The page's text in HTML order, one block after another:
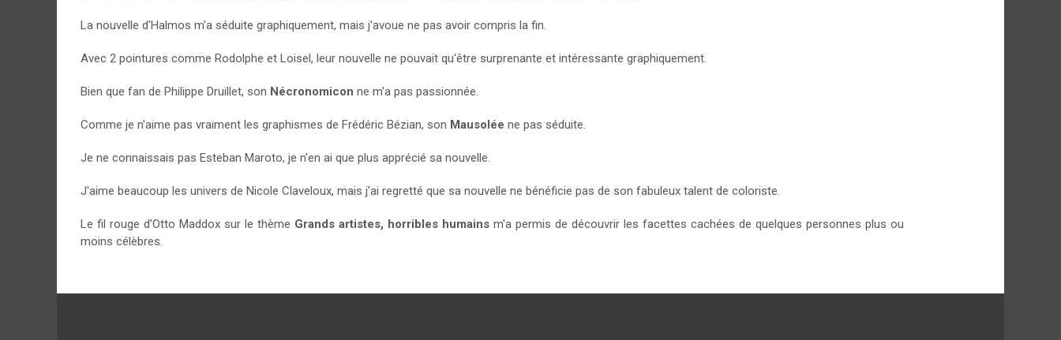
La nouvelle d'Halmos m'a séduite graphiquement, mais j'avoue ne pas avoir compris la fin.
Avec 2 pointures comme Rodolphe et Loisel, leur nouvelle ne pouvait qu'être surprenante et intéressante graphiquement.
Bien que fan de Philippe Druillet, son Nécronomicon ne m'a pas passionnée.
Comme je n'aime pas vraiment les graphismes de Frédéric Bézian, son Mausolée ne pas séduite.
Je ne connaissais pas Esteban Maroto, je n'en ai que plus apprécié sa nouvelle.
J'aime beaucoup les univers de Nicole Claveloux, mais j'ai regretté que sa nouvelle ne bénéficie pas de son fabuleux talent de coloriste.
Le fil rouge d'Otto Maddox sur le thème Grands artistes, horribles humainsm'a permis de découvrir les facettes cachées de quelques personnes plus ou
moins célèbres.